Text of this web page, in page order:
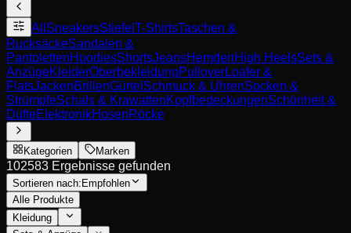
All SneakersStiefel T-ShirtsTaschen &
RucksäckeSandalen &
PantolettenHoodiesShortsJeansHemdenHigh HeelsSets &
AnzügeKleiderOberbekleidungPulloverLoafer &
FlatsJackenBrillenGürtel Schmuck & UhrenSocken &
StrümpfeSchals & KrawattenKopfbedeckungenSchönheit &
DüfteElektronikHosenRöcke
Kategorien Marken
102583 Ergebnisse gefunden
Sortieren nach: Empfohlen
Alle Produkte
Kleidung